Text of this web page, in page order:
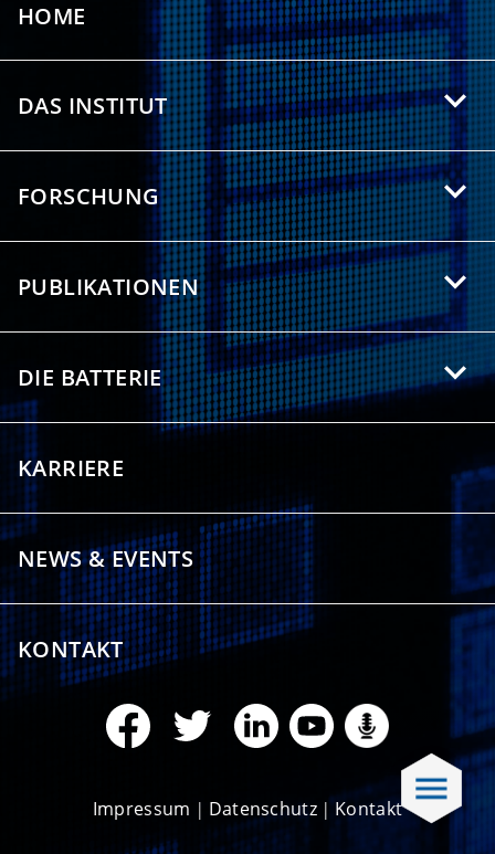
HOME
DAS INSTITUT
Angebote für Studierende
Partnerschaften
Presse/Medien
Downloads
Kontakt
FORSCHUNG
Forschungsgebiete
Forschungsthemen
Forschungsgruppen
Drittmittelprojekte
PUBLIKATIONEN
Wissenschaftliche Publikationen
Bibliometrische Studie
Highlights
DIE BATTERIE
Elektromobilität
Nachhaltigkeit
Stationäre Speicherung
Künstliche Intelligenz
Sicherheit
KARRIERE
NEWS & EVENTS
KONTAKT
Impressum Datenschutz Kontakt